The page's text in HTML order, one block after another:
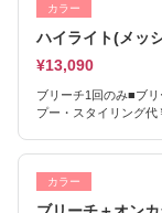
カラー
ハイライト(メッ
¥13,090
ブリーチ1回のみ■ブ
プー・スタイリング代
カラー